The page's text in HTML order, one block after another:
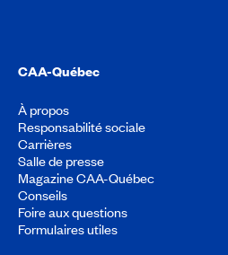
CAA-Québec
À propos
Responsabilité sociale
Carrières
Salle de presse
Magazine CAA-Québec
Conseils
Foire aux questions
Formulaires utiles